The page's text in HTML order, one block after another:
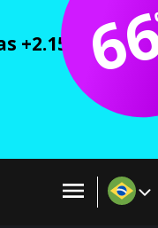
+2.150 cursos